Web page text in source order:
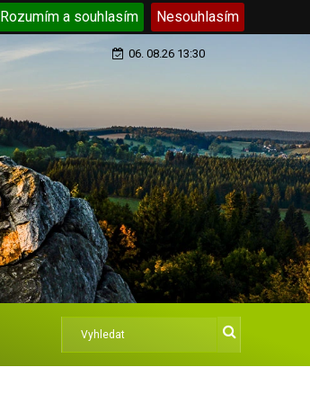
Rozumím a souhlasím Nesouhlasím
06. 08.26 13:30